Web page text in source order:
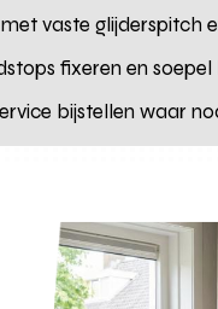
vaste glijderspitch
fixeren en
bijstellen waar